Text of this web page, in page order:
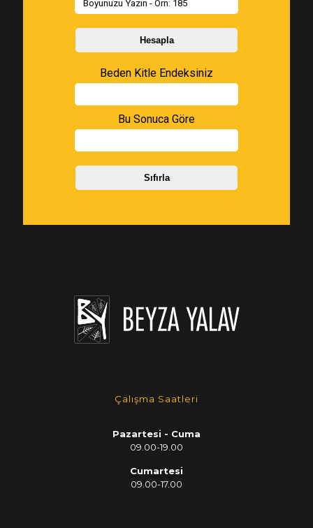
Çalışma Saatleri
Pazartesi - Cuma
09.00-19.00
Cumartesi
09.00-17.00